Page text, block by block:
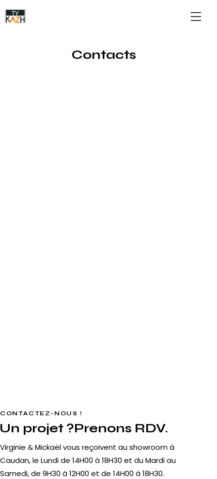
Contacts
CONTACTEZ-NOUS !
Un projet ?Prenons RDV.
Virginie & Mickaël vous reçoivent au showroom à
Caudan, le Lundi de 14H00 à 18H30 et du Mardi au
Samedi, de 9H30 à 12H00 et de 14H00 à 18H30.